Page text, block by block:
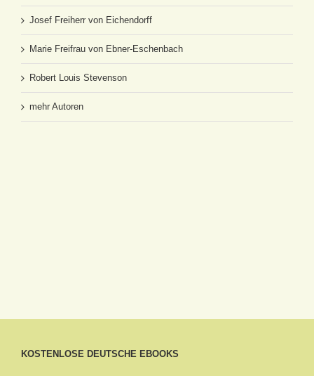
Josef Freiherr von Eichendorff
Marie Freifrau von Ebner-Eschenbach
Robert Louis Stevenson
mehr Autoren
KOSTENLOSE DEUTSCHE EBOOKS